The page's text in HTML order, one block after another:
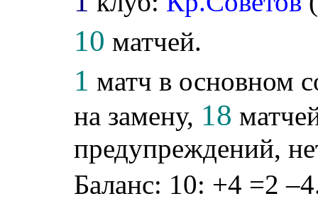
10 матчей.
1 матч в основном
на замену, 18
предупреждений,
Баланс: 10: +4 =2